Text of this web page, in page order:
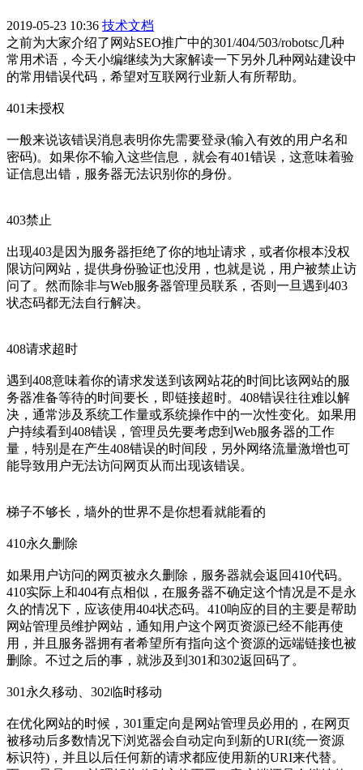
2019-05-23 10:36 技术文档
之前为大家介绍了网站SEO推广中的301/404/503/robotsc几种
常用术语，今天小编继续为大家解读一下另外几种网站建设中
的常用错误代码，希望对互联网行业新人有所帮助。
401未授权
一般来说该错误消息表明你先需要登录(输入有效的用户名和
密码)。如果你不输入这些信息，就会有401错误，这意味着验
证信息出错，服务器无法识别你的身份。
403禁止
出现403是因为服务器拒绝了你的地址请求，或者你根本没权
限访问网站，提供身份验证也没用，也就是说，用户被禁止访
问了。然而除非与Web服务器管理员联系，否则一旦遇到403
状态码都无法自行解决。
408请求超时
遇到408意味着你的请求发送到该网站花的时间比该网站的服
务器准备等待的时间要长，即链接超时。408错误往往难以解
决，通常涉及系统工作量或系统操作中的一次性变化。如果用
户持续看到408错误，管理员先要考虑到Web服务器的工作
量，特别是在产生408错误的时间段，另外网络流量激增也可
能导致用户无法访问网页从而出现该错误。
梯子不够长，墙外的世界不是你想看就能看的
410永久删除
如果用户访问的网页被永久删除，服务器就会返回410代码。
410实际上和404有点相似，在服务器不确定这个情况是不是永
久的情况下，应该使用404状态码。410响应的目的主要是帮助
网站管理员维护网站，通知用户这个网页资源已经不能再使
用，并且服务器拥有者希望所有指向这个资源的远端链接也被
删除。不过之后的事，就涉及到301和302返回码了。
301永久移动、302临时移动
在优化网站的时候，301重定向是网站管理员必用的，在网页
被移动后多数情况下浏览器会自动定向到新的URI(统一资源
标识符)，并且以后任何新的请求都应使用新的URI来代替。